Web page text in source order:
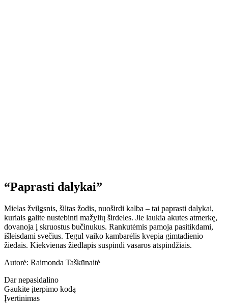
“Paprasti dalykai”
Mielas žvilgsnis, šiltas žodis, nuoširdi kalba – tai paprasti dalykai,
kuriais galite nustebinti mažylių širdeles. Jie laukia akutes atmerkę,
dovanoja į skruostus bučinukus. Rankutėmis pamoja pasitikdami,
išleisdami svečius. Tegul vaiko kambarėlis kvepia gimtadienio
žiedais. Kiekvienas žiedlapis suspindi vasaros atspindžiais.
Autorė: Raimonda Taškūnaitė
Dar nepasidalino
Gaukite įterpimo kodą
Įvertinimas